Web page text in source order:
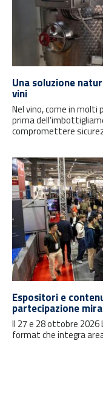
Una soluzione
vini
Nel vino, come in
prima
compromettere
Espositori e
partecipazione
Il 27 e 28 ottobre 2026
format che integra